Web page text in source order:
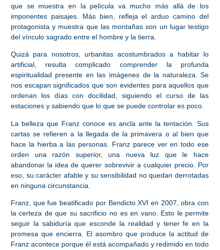
que se muestra en la película va mucho más allá de los
imponentes paisajes. Más bien, refleja el arduo camino del
protagonista y muestra que las montañas son un lugar testigo
del vínculo sagrado entre el hombre y la tierra.
Quizá para nosotros, urbanitas acostumbrados a habitar lo
artificial, resulta complicado comprender la profunda
espiritualidad presente en las imágenes de la naturaleza. Se
nos escapan significados que son evidentes para aquellos que
ordenan los días con docilidad, siguiendo el curso de las
estaciones y sabiendo que lo que se puede controlar es poco.
La belleza que Franz conoce es ancla ante la tentación. Sus
cartas se refieren a la llegada de la primavera o al bien que
hace la hierba a las personas. Franz parece ver en todo ese
orden una razón superior, una nueva luz que le hace
abandonar la idea de querer sobrevivir a cualquier precio. Por
eso, su carácter afable y su sensibilidad no quedan derrotadas
en ninguna circunstancia.
Franz, que fue beatificado por Bendicto XVI en 2007, obra con
la certeza de que su sacrificio no es en vano. Esto le permite
seguir la sabiduría que esconde la realidad y tener fe en la
promesa que encierra. El asombro que produce la actitud de
Franz acontece porque él estáacompañado y redimido en todo